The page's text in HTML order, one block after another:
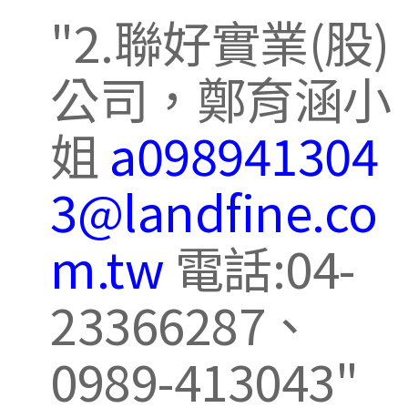
2.聯好實業(股)
公司，鄭育涵小
姐a098941304
3@landfine.co
m.tw 電話:04-
23366287、
0989-413043